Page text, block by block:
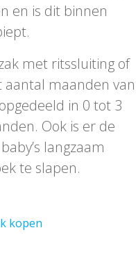
en is dit binnen
met ritssluiting of
maanden van
in 0 tot 3
Ook is er de
langzaam
te slapen.
kopen